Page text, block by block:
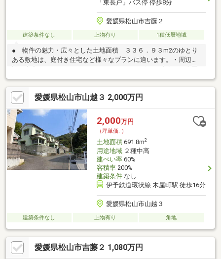
「東長戸」バス停 停歩8分
愛媛県松山市吉藤２
建築条件なし 上物有り 1種低層地域
● 物件の魅力・広々とした土地面積 ３３６．９３m2のゆとり
ある敷地は、庭付き住宅など様々なプランに適います。・周辺施
内にそろい、日常生活に便利な立地です。・落ち着いた住環境
住宅地内に位置し、閑静で暮らしやすい環境が魅力です。
愛媛県松山市山越３ 2,000万円
2,000万円
（坪単価:-）
土地面積691.8m2
用途地域２種中高
建ぺい率60%
容積率200%
建築条件なし
伊予鉄道環状線 木屋町駅 徒歩16分
愛媛県松山市山越３
建築条件なし 上物有り 角地
愛媛県松山市吉藤２ 1,080万円